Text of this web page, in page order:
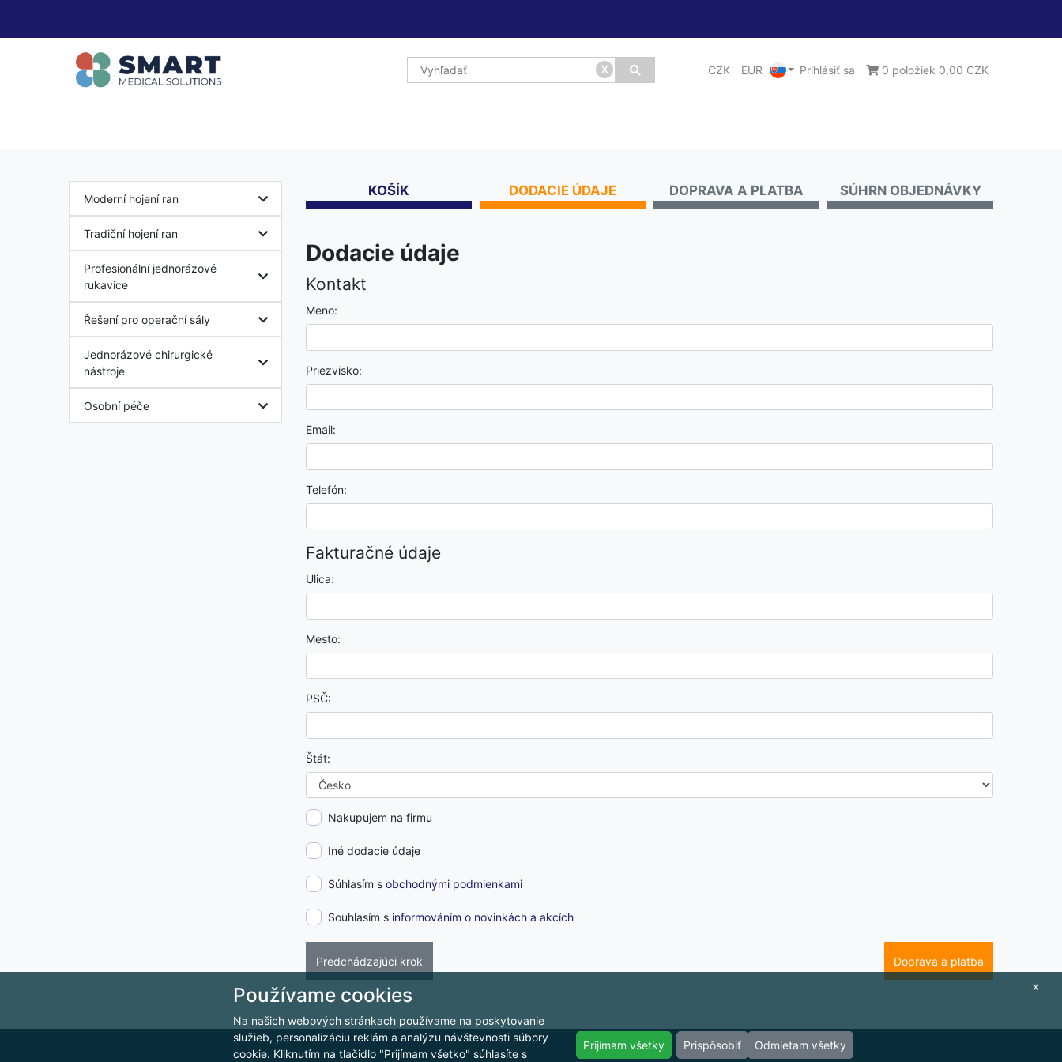
x CZK EUR Prihlásiť sa 0 položiek 0,00 CZK
Moderní hojení ran
Tradiční hojení ran
Profesionální jednorázové
rukavice
Řešení pro operační sály
Jednorázové chirurgické
nástroje
Osobní péče
KOŠÍK DODACIE ÚDAJE DOPRAVA A PLATBA SÚHRN OBJEDNÁVKY
Dodacie údaje
Kontakt
Meno:
Priezvisko:
Email:
Telefón:
Fakturačné údaje
Ulica:
Mesto:
PSČ:
Štát:
Nakupujem na firmu
Iné dodacie údaje
Súhlasím s obchodnými podmienkami
Souhlasím s informováním o novinkách a akcích
x
Používame cookies
Na našich webových stránkach používame na poskytovanie
služieb, personalizáciu reklám a analýzu návštevnosti súbory
cookie. Kliknutím na tlačidlo "Prijímam všetko" súhlasíte s
Prijímam všetky Prispôsobiť Odmietam všetky